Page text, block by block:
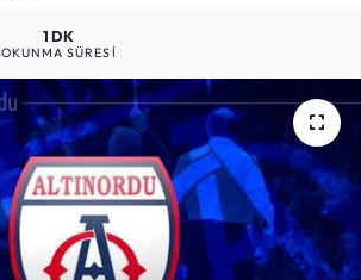
1 DK
OKUNMA SÜRESI